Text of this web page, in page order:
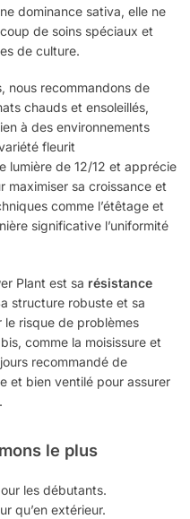
dominance sativa, elle ne
de soins spéciaux et
de culture.
nous recommandons de
chauds et ensoleillés,
à des environnements
fleurit
lumière de 12/12 et apprécie
maximiser sa croissance et
comme l’étêtage et
significative l’uniformité
Plant est sa résistance
structure robuste et sa
le risque de problèmes
comme la moisissure et
recommandé de
et bien ventilé pour assurer
le plus
les débutants.
qu’en extérieur.